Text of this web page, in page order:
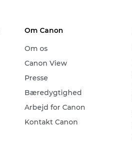
Om Canon
Om os
Canon View
Presse
Bæredygtighed
Arbejd for Canon
Kontakt Canon